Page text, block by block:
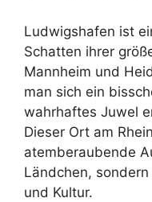
Ludwigshafen ist
Schatten ihrer
Mannheim und
man sich ein
wahrhaftes Juwel
Dieser Ort am
atemberaubende
Ländchen,
und Kultur.